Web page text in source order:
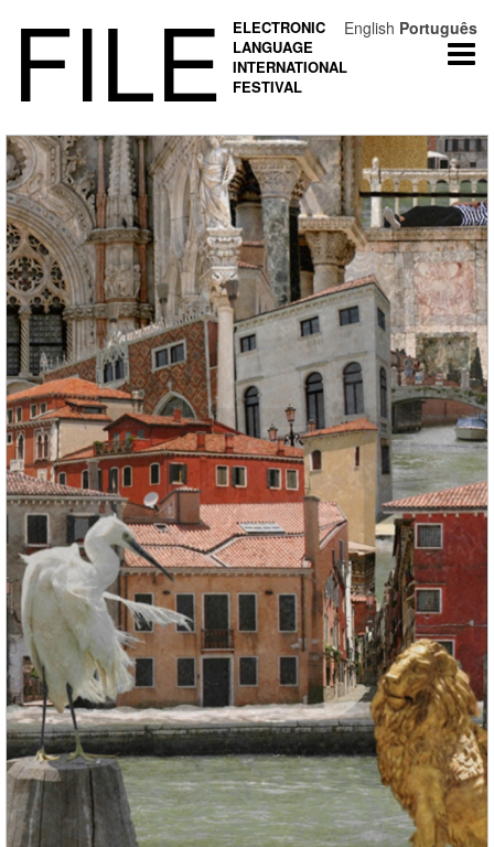
FILE
ELECTRONIC
LANGUAGE
INTERNATIONAL
FESTIVAL
English Português